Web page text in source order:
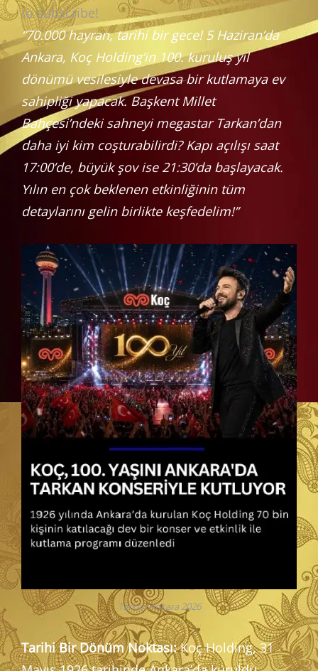
to subscribe!
“70.000 hayran, tarihi bir gece! 5 Haziran’da
Ankara, Koç Holding’in 100. kuruluş yıl
dönümü vesilesiyle devasa bir kutlamaya ev
sahipliği yapacak. Başkent Millet
Bahçesi’ndeki sahneyi megastar Tarkan’dan
daha iyi kim coşturabilirdi? Kapı açılışı saat
17:00’de, büyük şov ise 21:30’da başlayacak.
Yılın en çok beklenen etkinliğinin tüm
detaylarını gelin birlikte keşfedelim!”
Tarkan Ankara 2026
Tarihi Bir Dönüm Noktası:Koç Holding, 31